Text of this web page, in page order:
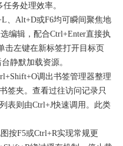
务处理效率。
、Alt+D或F6均可瞬间聚焦地
编辑，配合Ctrl+Enter直接执
击左键在新标签打开目标页
静默加载资源。
调出书签管理器整理
签夹。查看过往访问记录只
表则由Ctrl+J快速调用。此类
按F5或Ctrl+R实现常规更